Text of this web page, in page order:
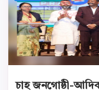
চাহ জনগোষ্ঠী-